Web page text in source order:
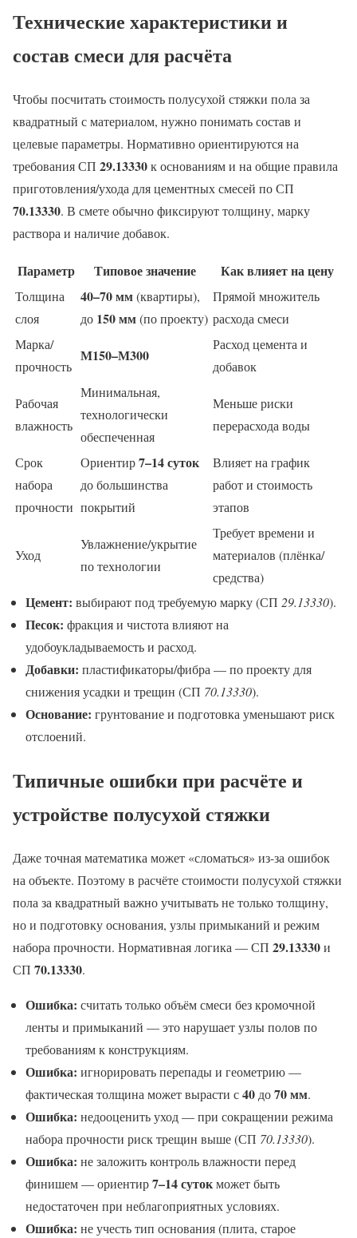
Технические характеристики и
состав смеси для расчёта
Чтобы посчитать стоимость полусухой стяжки пола за
квадратный с материалом, нужно понимать состав и
целевые параметры. Нормативно ориентируются на
требования СП 29.13330к основаниям и на общие правила
приготовления/ухода для цементных смесей по СП
70.13330. В смете обычно фиксируют толщину, марку
раствора и наличие добавок.
Параметр Типовое значение Как влияет на цену
Толщина
слоя
40–70 мм(квартиры),
до 150 мм(по проекту)
Прямой множитель
расхода смеси
Марка/
прочность
М150–М300
Расход цемента и
добавок
Рабочая
влажность
Минимальная,
технологически
обеспеченная
Меньше риски
перерасхода воды
Срок
набора
прочности
Ориентир7–14 суток
до большинства
покрытий
Влияет на график
работ и стоимость
этапов
Уход
Увлажнение/укрытие
по технологии
Требует времени и
материалов (плёнка/
средства)
Цемент: выбирают под требуемую марку (СП 29.13330).
Песок: фракция и чистота влияют на
удобоукладываемость и расход.
Добавки: пластификаторы/фибра — по проекту для
снижения усадки и трещин (СП 70.13330).
Основание: грунтование и подготовка уменьшают риск
отслоений.
Типичные ошибки при расчёте и
устройстве полусухой стяжки
Даже точная математика может «сломаться» из-за ошибок
на объекте. Поэтому в расчёте стоимости полусухой стяжки
пола за квадратный важно учитывать не только толщину,
но и подготовку основания, узлы примыканий и режим
набора прочности. Нормативная логика — СП 29.13330и
СП 70.13330.
Ошибка: считать только объём смеси без кромочной
ленты и примыканий — это нарушает узлы полов по
требованиям к конструкциям.
Ошибка: игнорировать перепады и геометрию —
фактическая толщина может вырасти с40 до70 мм.
Ошибка: недооценить уход — при сокращении режима
набора прочности риск трещин выше (СП 70.13330).
Ошибка: не заложить контроль влажности перед
финишем — ориентир7–14 сутокможет быть
недостаточен при неблагоприятных условиях.
Ошибка: не учесть тип основания (плита, старое